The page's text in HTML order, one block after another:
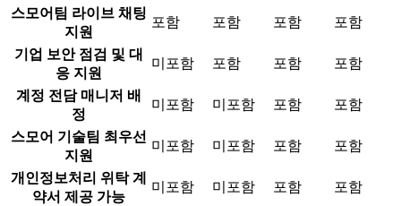
스모어팀 라이브 채팅
지원
포함 포함 포함 포함
기업 보안 점검 및 대
응 지원
미포함 포함 포함 포함
계정 전담 매니저 배
정
미포함 미포함 포함 포함
스모어 기술팀 최우선
지원
미포함 미포함 포함 포함
개인정보처리 위탁 계
약서 제공 가능
미포함 미포함 포함 포함